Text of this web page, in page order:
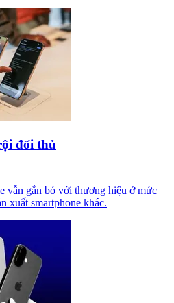
đối thủ
vẫn gắn bó với thương hiệu ở mức
xuất smartphone khác.